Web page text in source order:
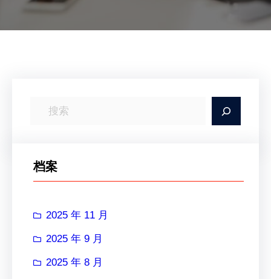
档案
2025 年 11 月
2025 年 9 月
2025 年 8 月